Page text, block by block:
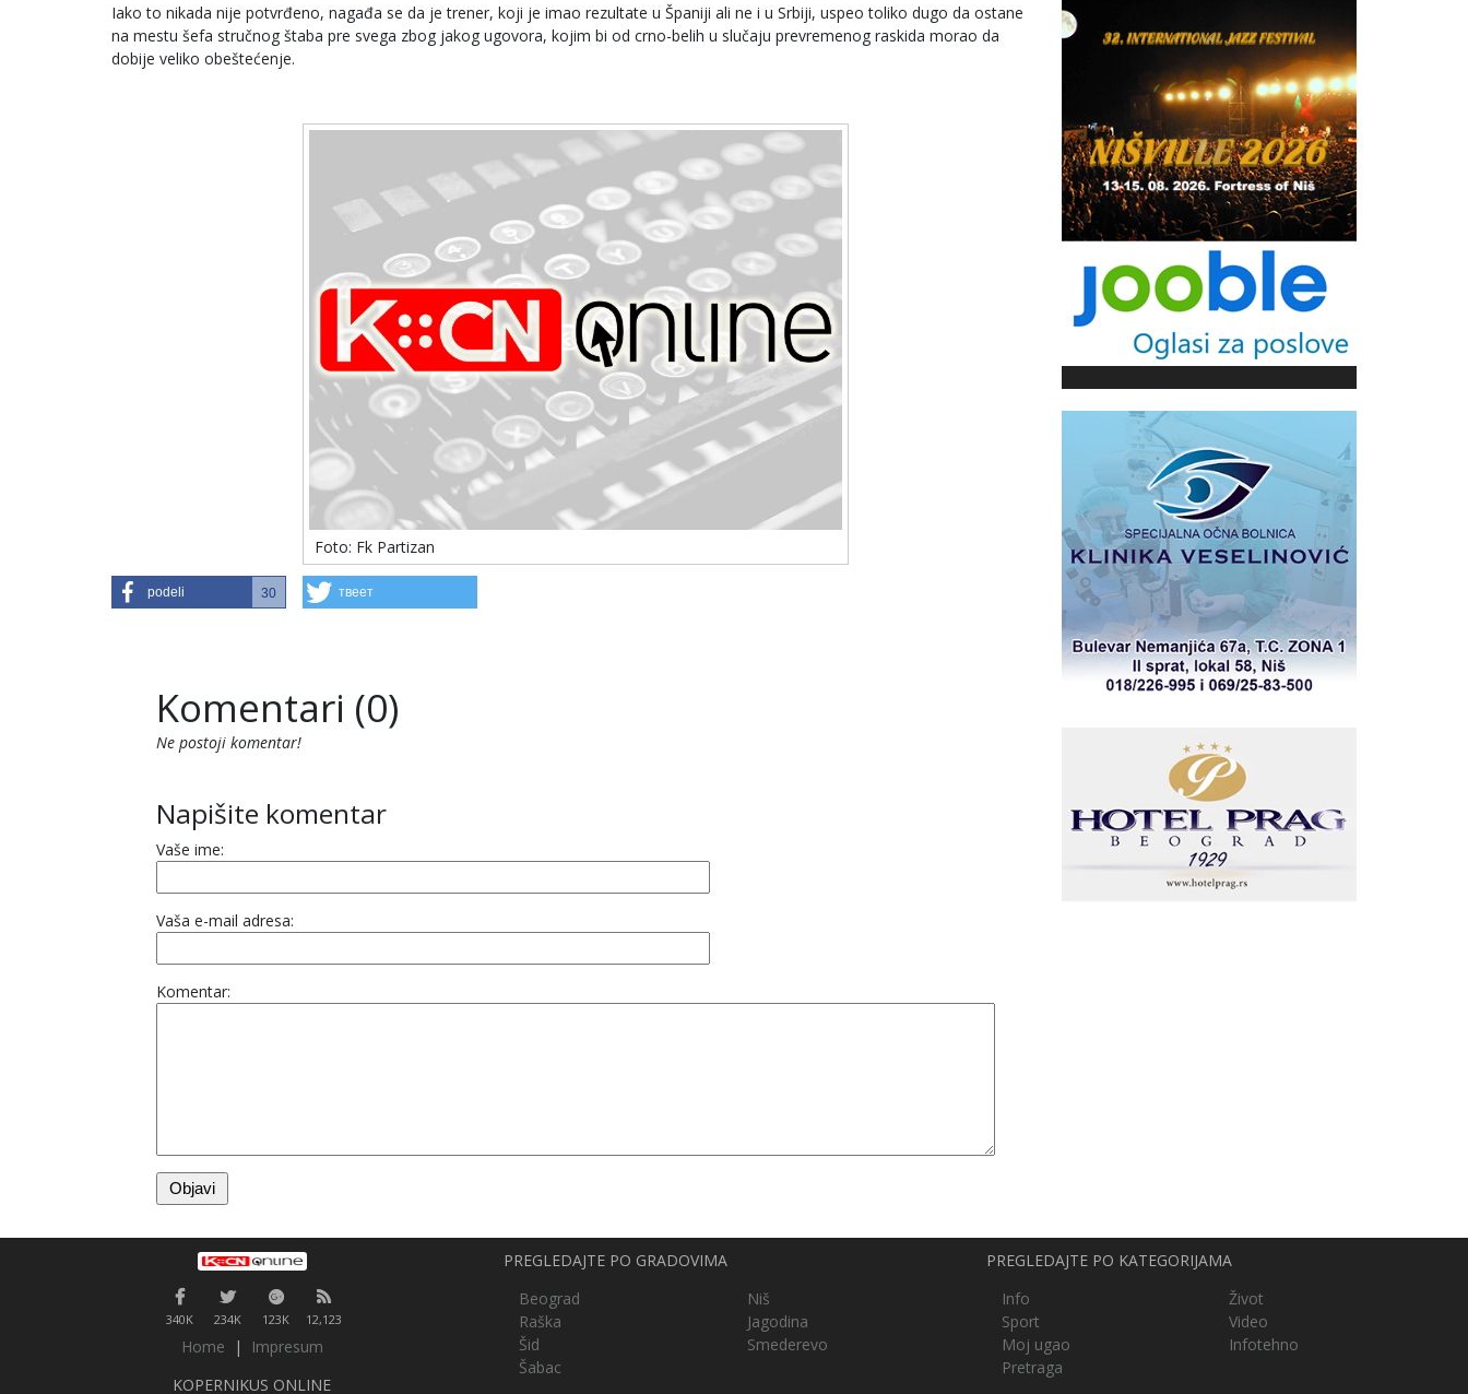
Iako to nikada nije potvrđeno, nagađa se da je trener, koji je imao rezultate u Španiji ali ne i u Srbiji, uspeo toliko dugo da ostane
na mestu šefa stručnog štaba pre svega zbog jakog ugovora, kojim bi od crno-belih u slučaju prevremenog raskida morao da
dobije veliko obeštećenje.
Foto: Fk Partizan
podeli 30 твеет
Komentari (0)
Ne postoji komentar!
Napišite komentar
Vaše ime:
Vaša e-mail adresa:
Komentar:
340K 234K 123K 12,123
Home |
Impresum
KOPERNIKUS ONLINE
PREGLEDAJTE PO GRADOVIMA
Beograd
Niš
Raška
Jagodina
Šid
Smederevo
Šabac
PREGLEDAJTE PO KATEGORIJAMA
Info
Život
Sport
Video
Moj ugao
Infotehno
Pretraga